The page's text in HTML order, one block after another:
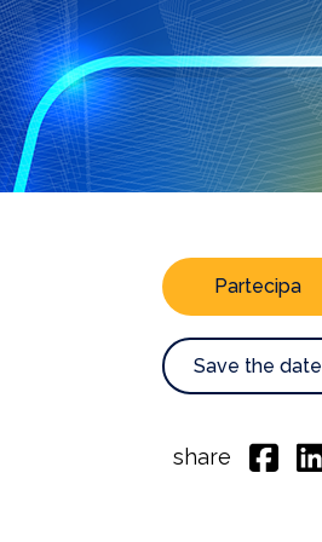
Partecipa
Save the date
share